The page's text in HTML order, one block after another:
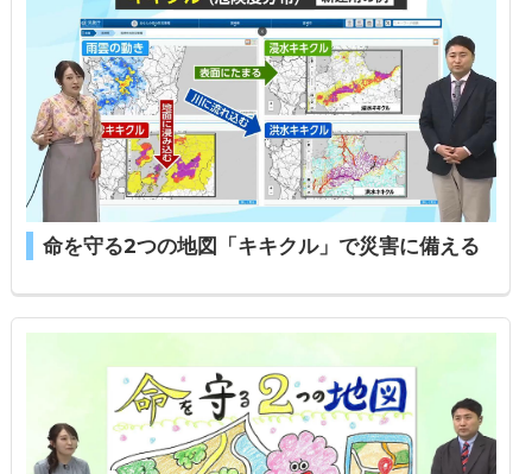
命を守る2つの地図「キキクル」で災害に備える